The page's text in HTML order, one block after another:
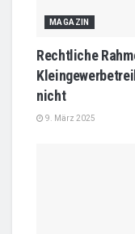
MAGAZIN
Rechtliche
nicht
9. März 2025